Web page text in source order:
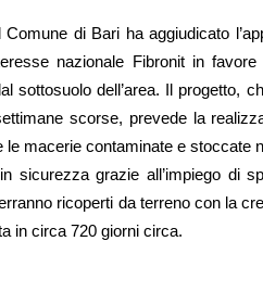
di Bari ha aggiudicato
nazionale Fibronit in
sottosuolo dell’area. Il progetto,
scorse, prevede la
le macerie contaminate e stoccate
sicurezza grazie all’impiego di
ricoperti da terreno con la
in circa 720 giorni circa.